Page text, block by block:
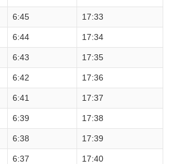
6:45 17:33
6:44 17:34
6:43 17:35
6:42 17:36
6:41 17:37
6:39 17:38
6:38 17:39
6:37 17:40